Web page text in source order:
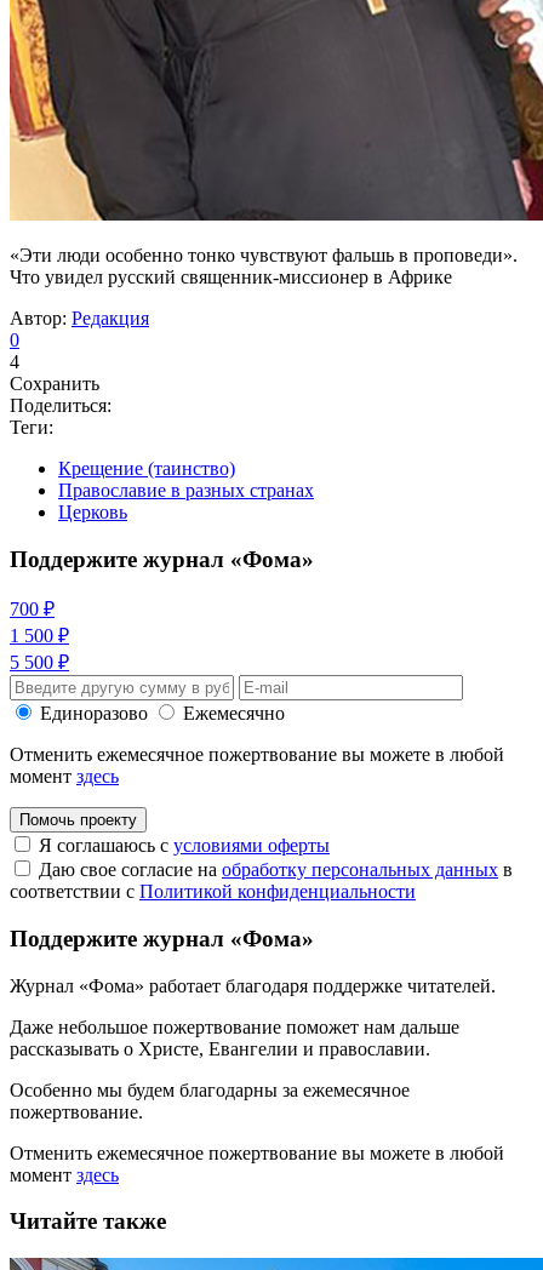
«Эти люди особенно тонко чувствуют фальшь в проповеди».
Что увидел русский священник-миссионер в Африке
Автор: Редакция
0
4
Сохранить
Поделиться:
Теги:
Крещение (таинство)
Православие в разных странах
Церковь
Поддержите журнал «Фома»
700 ₽
1 500 ₽
5 500 ₽
Единоразово
Ежемесячно
Отменить ежемесячное пожертвование вы можете в любой
момент здесь
Помочь проекту
Я соглашаюсь с условиями оферты
Даю свое согласие на обработку персональных данных в
соответствии с Политикой конфиденциальности
Поддержите журнал «Фома»
Журнал «Фома» работает благодаря поддержке читателей.
Даже небольшое пожертвование поможет нам дальше
рассказывать о Христе, Евангелии и православии.
Особенно мы будем благодарны за ежемесячное
пожертвование.
Отменить ежемесячное пожертвование вы можете в любой
момент здесь
Читайте также